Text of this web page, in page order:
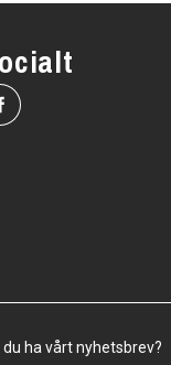
du ha vårt nyhetsbrev?